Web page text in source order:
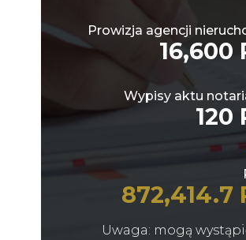
Prowizja agencji
16,600
Wypisy aktu
120
872,414.7
Uwaga: mogą